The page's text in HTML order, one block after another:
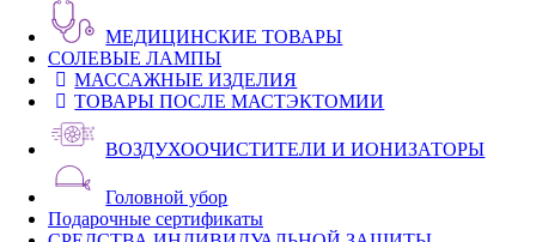
МЕДИЦИНСКИЕ ТОВАРЫ
СОЛЕВЫЕ ЛАМПЫ
МАССАЖНЫЕ ИЗДЕЛИЯ
ТОВАРЫ ПОСЛЕ МАСТЭКТОМИИ
ВОЗДУХООЧИСТИТЕЛИ И ИОНИЗАТОРЫ
Головной убор
Подарочные сертификаты